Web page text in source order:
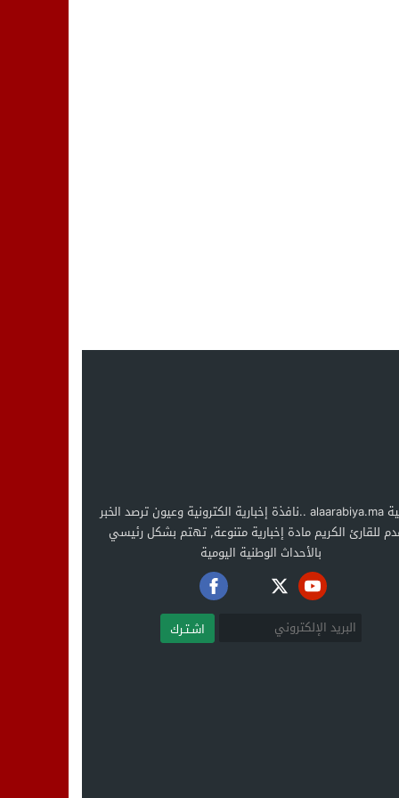
العربية alaarabiya.ma ..نافذة إخبارية الكترونية وعيون ترصد الخبر
للقارئ الكريم مادة إخبارية متنوعة, تهتم بشكل رئيسي
بالأحداث الوطنية اليومية
اشـتـرك